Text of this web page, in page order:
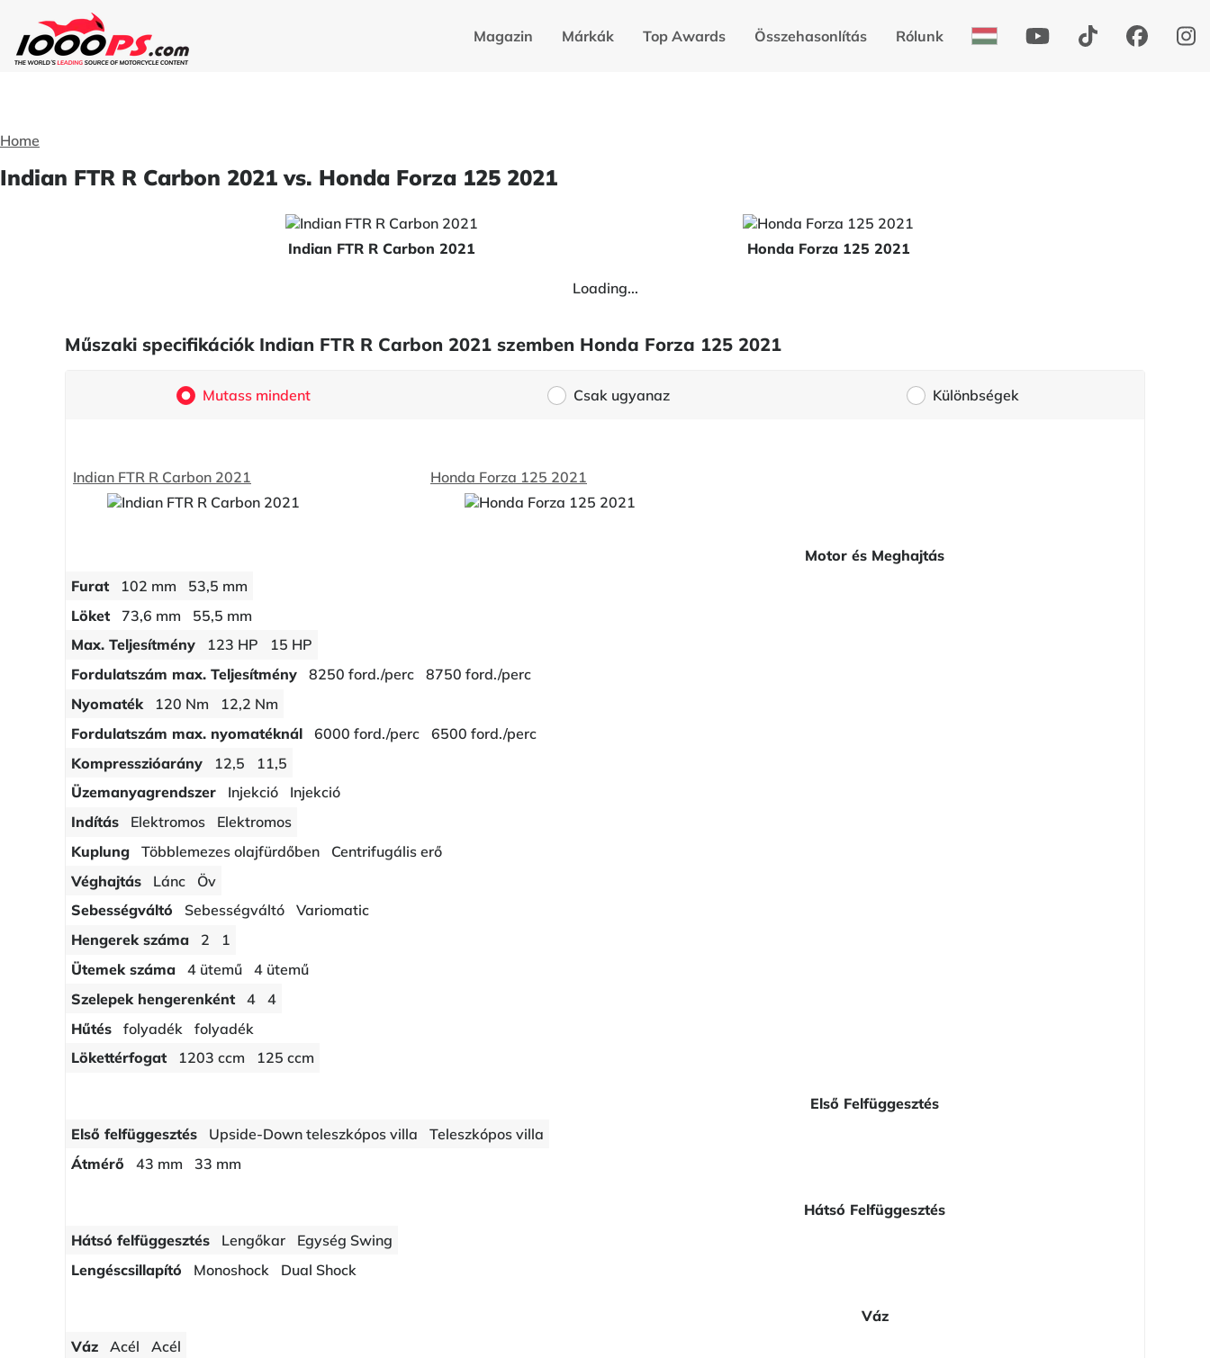
Magazin Márkák Top Awards Összehasonlítás Rólunk
Home
Indian FTR R Carbon 2021 vs. Honda Forza 125 2021
Indian FTR R Carbon 2021 Honda Forza 125 2021
Loading...
Műszaki specifikációk Indian FTR R Carbon 2021 szemben Honda Forza 125 2021
Mutass mindent Csak ugyanaz Különbségek
Indian FTR R Carbon 2021 Honda Forza 125 2021
Motor és Meghajtás
Furat
102 mm
53,5 mm
Löket
73,6 mm
55,5 mm
Max. Teljesítmény
123 HP
15 HP
Fordulatszám max. Teljesítmény
8250 ford./perc
8750 ford./perc
Nyomaték
120 Nm
12,2 Nm
Fordulatszám max. nyomatéknál
6000 ford./perc
6500 ford./perc
Kompresszióarány
12,5
11,5
Üzemanyagrendszer
Injekció
Injekció
Indítás
Elektromos
Elektromos
Kuplung
Többlemezes olajfürdőben
Centrifugális erő
Véghajtás
Lánc
Öv
Sebességváltó
Sebességváltó
Variomatic
Hengerek száma
2
1
Ütemek száma
4 ütemű
4 ütemű
Szelepek hengerenként
4
4
Hűtés
folyadék
folyadék
Lökettérfogat
1203 ccm 125 ccm
Első Felfüggesztés
Első felfüggesztés
Upside-Down teleszkópos villa
Teleszkópos villa
Átmérő
43 mm 33 mm
Hátsó Felfüggesztés
Hátsó felfüggesztés
Lengőkar
Egység Swing
Lengéscsillapító
Monoshock Dual Shock
Váz
Váz
Acél
Acél